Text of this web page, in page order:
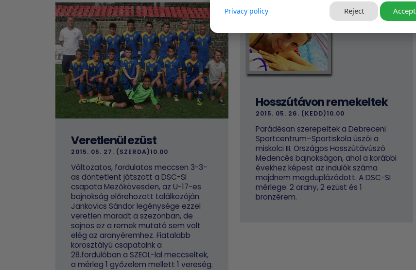
Veretlenül ezüst
2015. 05. 27. (SZERDA)10.00
Változatos, fordulatos meccsen 3-3-
as döntetlent játszott a DSC-SI
csapata Mezőkövesden, az U-17-es
bajnokság előrehozott találkozóján.
Jankovics Sándor legénysége ezzel
veretlen maradt a szezonban, de
sajnos ez a remek mutató sem volt
elég az aranyéremhez. Fiatalabb
korosztályú csapataink a
28.fordulóban a SZEOL-lal meccseltek,
a mérleg 1 győzelem mellett 1 vereség.
Hosszútávon remekeltek
2015. 05. 26. (KEDD)10.00
Parádésan szerepeltek a Debreceni
Sportcentrum–Sportiskola úszói a
miskolci III. Országos Hosszútávúszó
Medencés bajnokságon, ahol a korábbi
évekhez képest az indulók száma
majdnem megduplázódott. A DSC-SI
mérlege: 2 arany, 2 ezüst és 1
bronzérem.
Privacy policy Reject Accept